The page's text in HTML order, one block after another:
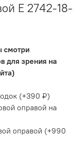
E 2742-18-
смотри
для зрения на
(+390 ₽)
оправой на
оправой (+990